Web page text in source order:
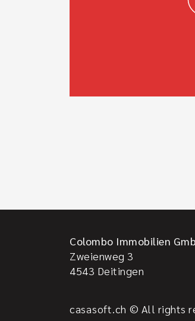
Colombo Immobilien
Zweienweg 3
4543 Deitingen
casasoft.ch © All rights